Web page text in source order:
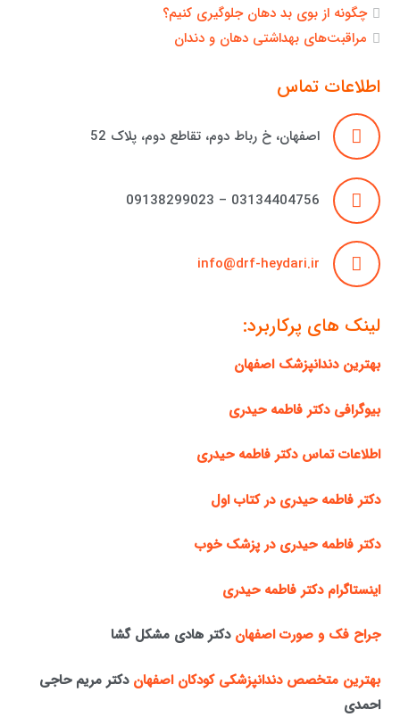
چگونه از بوی بد دهان جلوگیری کنیم؟
مراقبت‌های بهداشتی دهان و دندان
اطلاعات تماس
اصفهان، خ رباط دوم، تقاطع دوم، پلاک 52
03134404756 – 09138299023
info@drf-heydari.ir
لینک های پرکاربرد:
بهترین دندانپزشک اصفهان
بیوگرافی دکتر فاطمه حیدری
اطلاعات تماس دکتر فاطمه حیدری
دکتر فاطمه حیدری در کتاب اول
دکتر فاطمه حیدری در پزشک خوب
اینستاگرام دکتر فاطمه حیدری
جراح فک و صورت اصفهان دکتر هادی مشکل گشا
بهترین متخصص دندانپزشکی کودکان اصفهان دکتر مریم حاجی
احمدی